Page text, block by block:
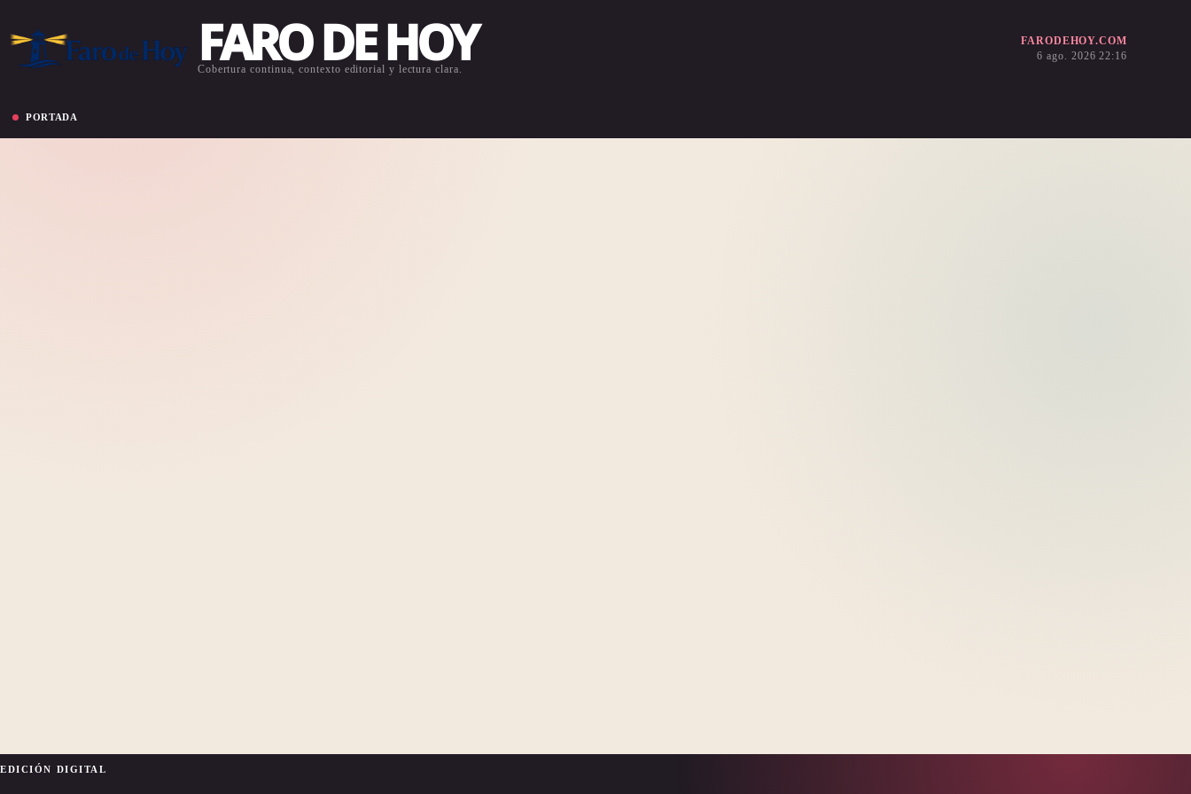
FARO DE HOY
Cobertura continua, contexto editorial y lectura clara.
FARODEHOY.COM
6 ago. 2026 22:16
PORTADA
EDICIÓN DIGITAL